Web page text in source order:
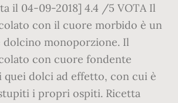
il 04-09-2018] 4.4 /5 VOTA Il
con il cuore morbido è un
monoporzione. Il
con cuore fondente
quei dolci ad effetto, con cui è
i propri ospiti. Ricetta